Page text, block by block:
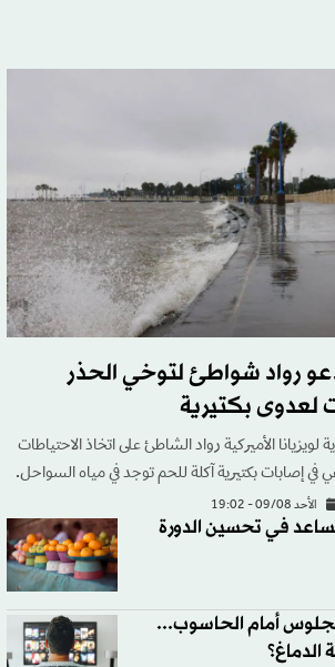
رواد شواطئ لتوخي الحذر
بكتيرية
الأميركية رواد الشاطئ على اتخاذ الاحتياطات
في إصابات بكتيرية آكلة للحم توجد في مياه السواحل.
الأحد 09/08 - 19:02
في تحسين الدورة
أمام الحاسوب...
الدماغ؟